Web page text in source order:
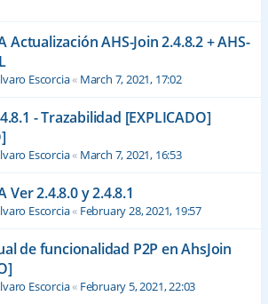
Actualización AHS-Join 2.4.8.2 + AHS-
Escorcia« March 7, 2021, 17:02
- Trazabilidad [EXPLICADO]
Escorcia« March 7, 2021, 16:53
Ver 2.4.8.0 y 2.4.8.1
Escorcia« February 28, 2021, 19:57
de funcionalidad P2P en AhsJoin
Escorcia« February 5, 2021, 22:03